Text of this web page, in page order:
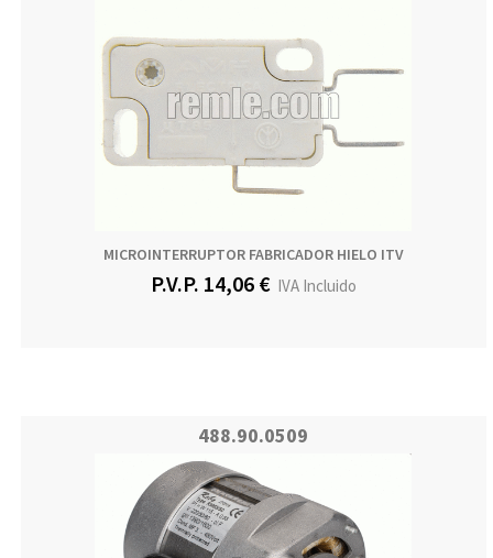
MICROINTERRUPTOR FABRICADOR HIELO ITV
P.V.P. 14,06 €IVA Incluido
488.90.0509